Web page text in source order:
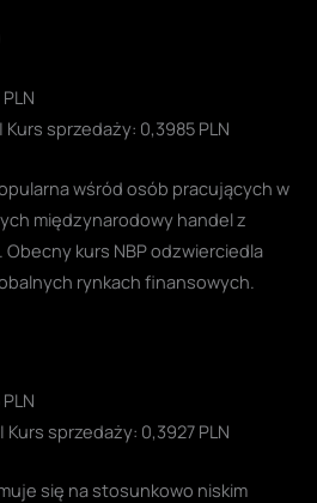
Kurs sprzedaży: 0,3985 PLN
wśród osób pracujących w
międzynarodowy handel z
Obecny kurs NBP odzwierciedla
rynkach finansowych.
Kurs sprzedaży: 0,3927 PLN
się na stosunkowo niskim